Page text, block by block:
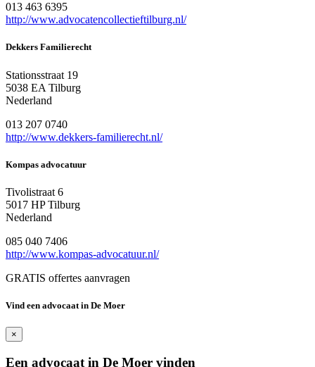
013 463 6395
http://www.advocatencollectieftilburg.nl/
Dekkers Familierecht
Stationsstraat 19
5038 EA Tilburg
Nederland
013 207 0740
http://www.dekkers-familierecht.nl/
Kompas advocatuur
Tivolistraat 6
5017 HP Tilburg
Nederland
085 040 7406
http://www.kompas-advocatuur.nl/
GRATIS offertes aanvragen
Vind een advocaat in De Moer
×
Een advocaat in De Moer vinden